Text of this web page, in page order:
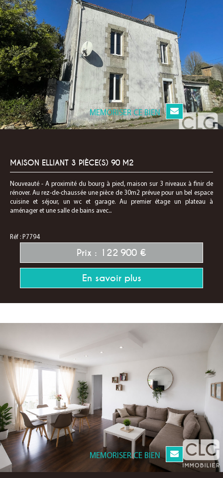
MEMORISER CE BIEN
MAISON ELLIANT 3 PIÈCE(S) 90 M2
Nouveauté - A proximité du bourg à pied, maison sur 3 niveaux à finir de
rénover. Au rez-de-chaussée une pièce de 30m2 prévue pour un bel espace
cuisine et séjour, un wc et garage. Au premier étage un plateau à
aménager et une salle de bains avec...
Réf : P7794
Prix : 122 900 €
En savoir plus
MEMORISER CE BIEN